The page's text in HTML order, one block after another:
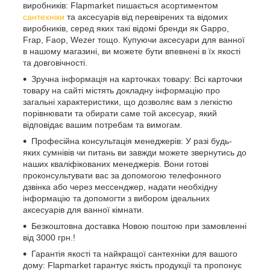
виробників: Flapmarket пишається асортиментом
сантехніки та аксесуарів від перевірених та відомих
виробників, серед яких такі відомі бренди як Gappo,
Frap, Faop, Wezer тощо. Купуючи аксесуари для ванної
в нашому магазині, ви можете бути впевнені в їх якості
та довговічності.
Зручна інформація на карточках товару: Всі карточки
товару на сайті містять докладну інформацію про
загальні характеристики, що дозволяє вам з легкістю
порівнювати та обирати саме той аксесуар, який
відповідає вашим потребам та вимогам.
Професійна консультація менеджерів: У разі будь-
яких сумнівів чи питань ви завжди можете звернутись до
наших кваліфікованих менеджерів. Вони готові
проконсультувати вас за допомогою телефонного
дзвінка або через мессенджер, надати необхідну
інформацію та допомогти з вибором ідеальних
аксесуарів для ванної кімнати.
Безкоштовна доставка Новою поштою при замовленні
від 3000 грн.!
Гарантія якості та найкращої сантехніки для вашого
дому: Flapmarket гарантує якість продукції та пропонує